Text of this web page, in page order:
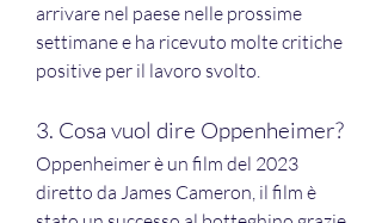
arrivare nel paese nelle prossime
settimane e ha ricevuto molte critiche
positive per il lavoro svolto.
3. Cosa vuol dire Oppenheimer?
Oppenheimer è un film del 2023
diretto da James Cameron, il film è